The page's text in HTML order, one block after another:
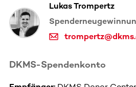
Lukas Trompertz
DKMS-Spendenkonto